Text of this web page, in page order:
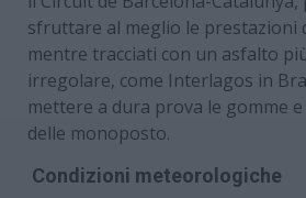
sfruttare al meglio le prestazioni
mentre tracciati con un asfalto
irregolare, come Interlagos in
mettere a dura prova le gomme
delle monoposto.
Condizioni meteorologiche